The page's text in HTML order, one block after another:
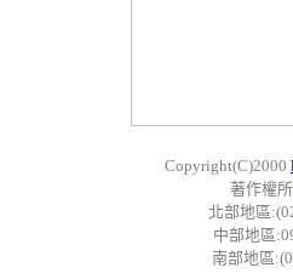
Copyright(C)2000
著作權
北部地區
中部地區
南部地區